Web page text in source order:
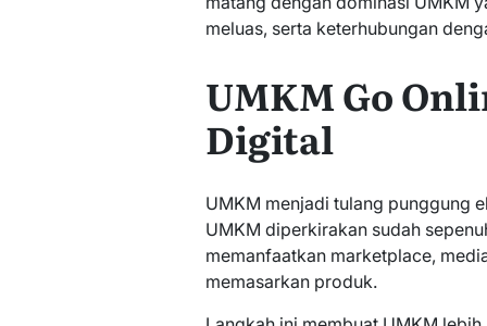
meluas, serta keterhubungan
UMKM Go
Digital
UMKM menjadi tulang punggung
UMKM diperkirakan sudah
memanfaatkan marketplace,
memasarkan produk.